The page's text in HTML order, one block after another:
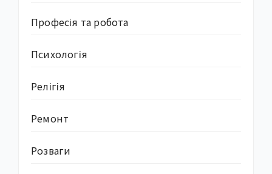
Професія та робота
Психологія
Релігія
Ремонт
Розваги